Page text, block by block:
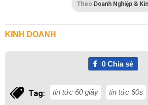
Theo Doanh Nghiệp &
KINH DOANH
0Chia sẻ
Tag: tin tức 60 giây tin tức 60s